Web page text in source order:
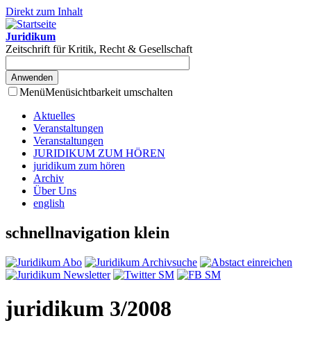
Direkt zum Inhalt
Juridikum
Zeitschrift für Kritik, Recht & Gesellschaft
MenüMenüsichtbarkeit umschalten
Aktuelles
Veranstaltungen
Veranstaltungen
JURIDIKUM ZUM HÖREN
juridikum zum hören
Archiv
Über Uns
english
schnellnavigation klein
juridikum 3/2008